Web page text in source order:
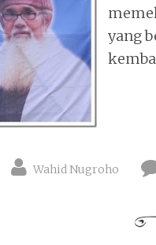
yang
Wahid Nugroho